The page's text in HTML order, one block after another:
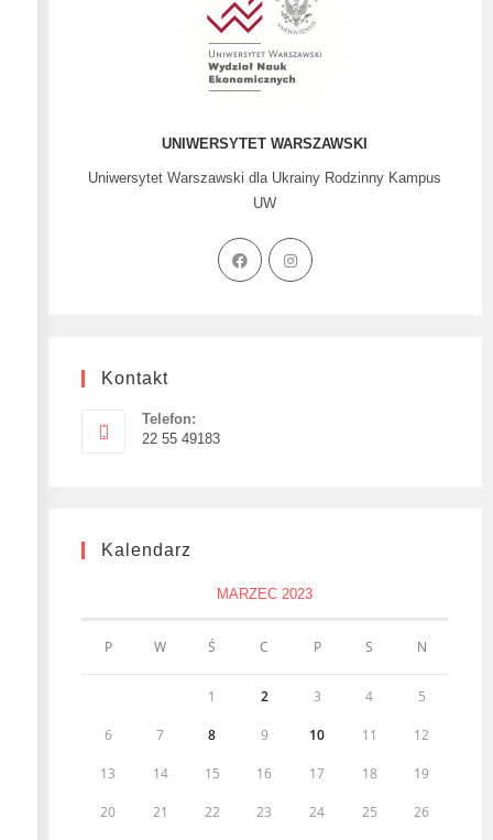
UNIWERSYTET WARSZAWSKI
Uniwersytet Warszawski dla Ukrainy Rodzinny Kampus
UW
Kontakt
Telefon:
22 55 49183
Kalendarz
MARZEC 2023
P W Ś C P S N
1 2 3 4 5
6 7 8 9 10 11 12
13 14 15 16 17 18 19
20 21 22 23 24 25 26